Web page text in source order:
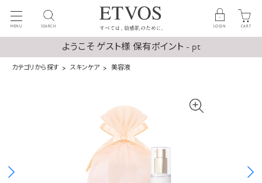
MENU SEARCH LOGIN CART
ようこそ ゲスト様 保有ポイント - pt
カテゴリから探す スキンケア 美容液